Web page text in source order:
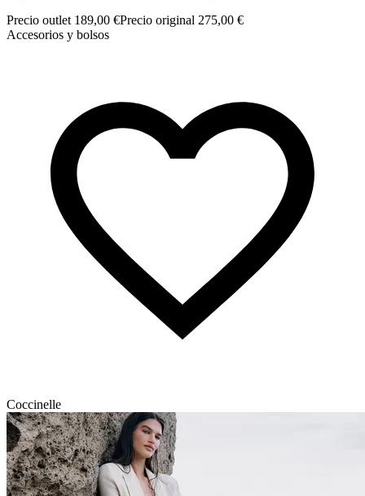
Precio outlet 189,00 €Precio original 275,00 €
Accesorios y bolsos
Coccinelle